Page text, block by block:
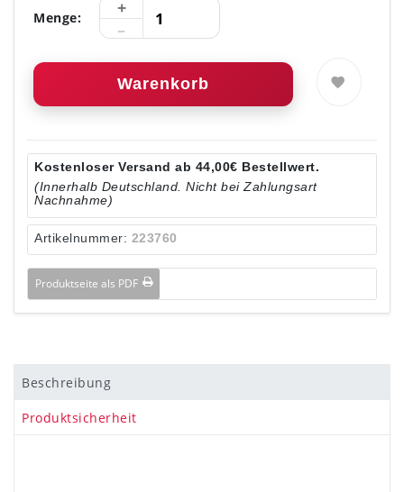
Menge:
Warenkorb
Kostenloser Versand ab 44,00€ Bestellwert.
(Innerhalb Deutschland. Nicht bei Zahlungsart
Nachnahme)
Artikelnummer: 223760
Produktseite als PDF
Beschreibung
Produktsicherheit